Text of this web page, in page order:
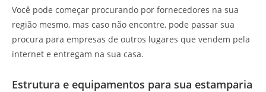
Você pode começar procurando por fornecedores na sua
região mesmo, mas caso não encontre, pode passar sua
procura para empresas de outros lugares que vendem pela
internet e entregam na sua casa.
Estrutura e equipamentos para sua estamparia